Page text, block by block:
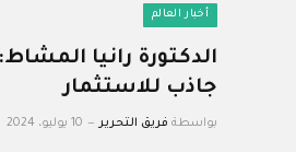
أخبار العالم
الدكتورة رانيا
جاذب للاستثمار
بواسطة فريق التحرير 10 يوليو، 2024